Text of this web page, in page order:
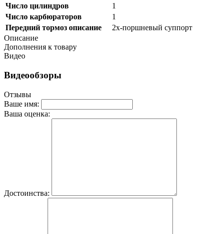
Число цилиндров
1
Число карбюраторов
1
Передний тормоз описание
2х-поршневый суппорт
Описание
Дополнения к товару
Видео
Видеообзоры
Отзывы
Ваше имя:
Ваша оценка:
Достоинства: